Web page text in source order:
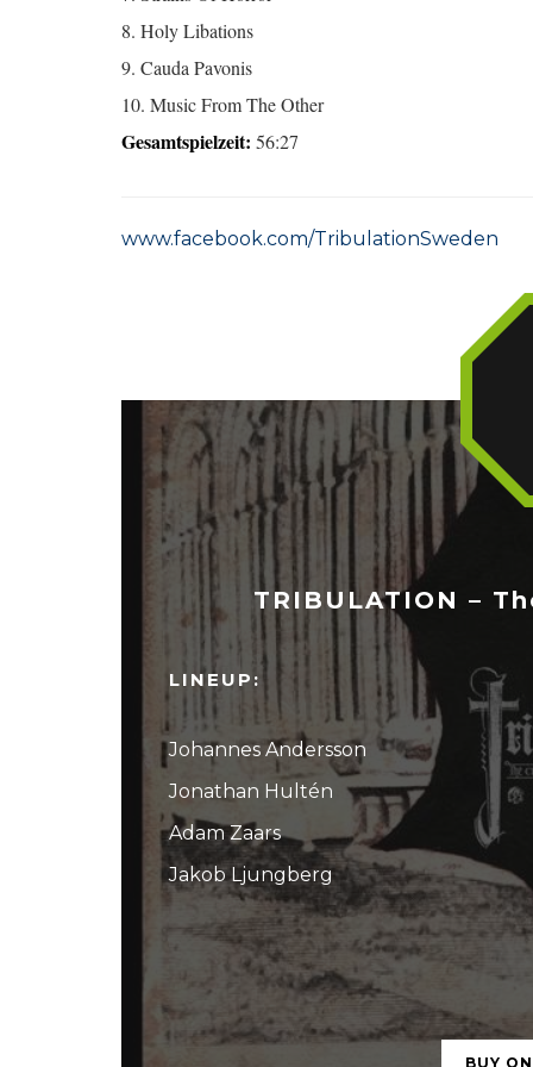
8. Holy Libations
9. Cauda Pavonis
10. Music From The Other
Gesamtspielzeit: 56:27
www.facebook.com/TribulationSweden
TRIBULATION –
LINEUP:
Johannes Andersson
Jonathan Hultén
Adam Zaars
Jakob Ljungberg
BUY